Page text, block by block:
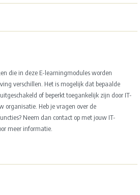
die in deze E-learningmodules worden
verschillen. Het is mogelijk dat bepaalde
of beperkt toegankelijk zijn door IT-
organisatie. Heb je vragen over de
Neem dan contact op met jouw IT-
meer informatie.